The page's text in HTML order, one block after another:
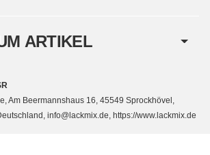
ARTIKEL
Am Beermannshaus 16, 45549 Sprockhövel,
info@lackmix.de, https://www.lackmix.de